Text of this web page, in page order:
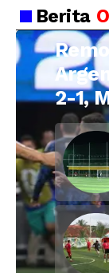
Berita
2-1,
Final
2026